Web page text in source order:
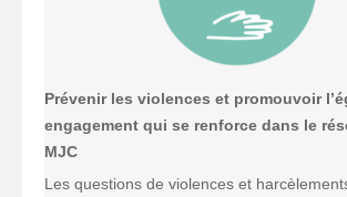
Prévenir les violences et promouvoir
engagement qui se renforce dans le
MJC
Les questions de violences et